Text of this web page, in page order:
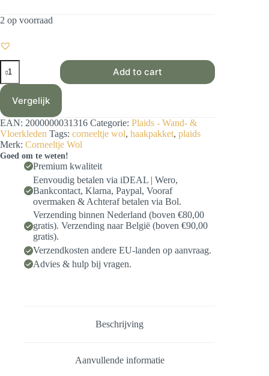
2 op voorraad
Haakpakket
Plaid
Hexa
orange
aantal
Add to cart
Vergelijk
EAN: 2000000031316 Categorie: Plaids - Wand- &
Vloerkleden Tags: corneeltje wol, haakpakket, plaids
Merk: Corneeltje Wol
Goed om te weten!
Premium kwaliteit
Eenvoudig betalen via iDEAL | Wero,
Bankcontact, Klarna, Paypal, Vooraf
overmaken & Achteraf betalen via Bol.
Verzending binnen Nederland (boven €80,00
gratis). Verzending naar België (boven €90,00
gratis).
Verzendkosten andere EU-landen op aanvraag.
Advies & hulp bij vragen.
Beschrijving
Aanvullende informatie